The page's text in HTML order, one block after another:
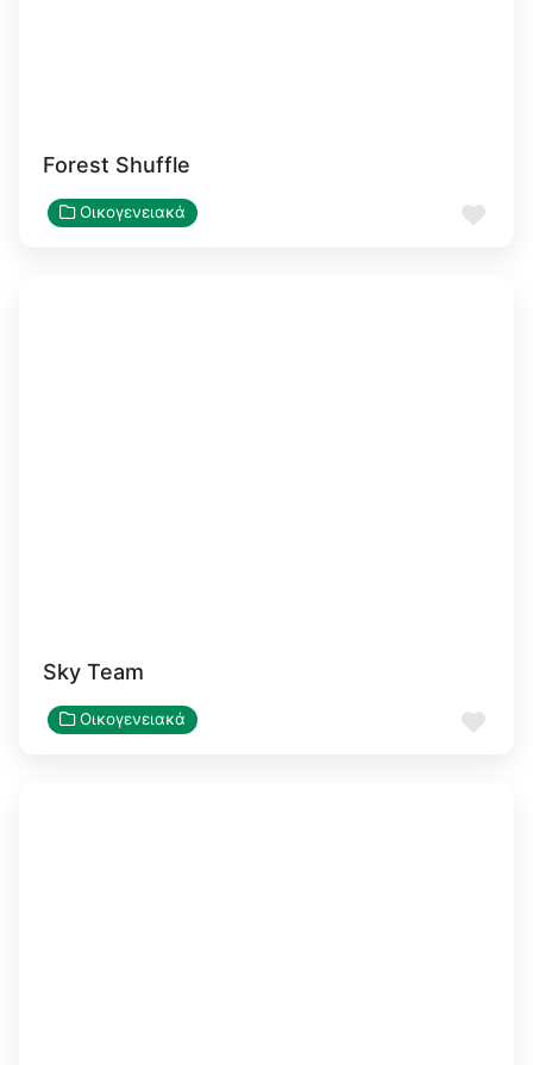
Forest Shuffle
Οικογενειακά
Sky Team
Οικογενειακά